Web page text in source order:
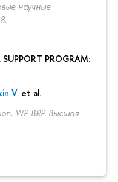
научные
SUPPORT PROGRAM:
V. et al.
WP BRP. Высшая